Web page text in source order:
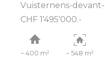
Vuisternens-
CHF 1'495'000.-
~ 400 m² ~ 548 m²